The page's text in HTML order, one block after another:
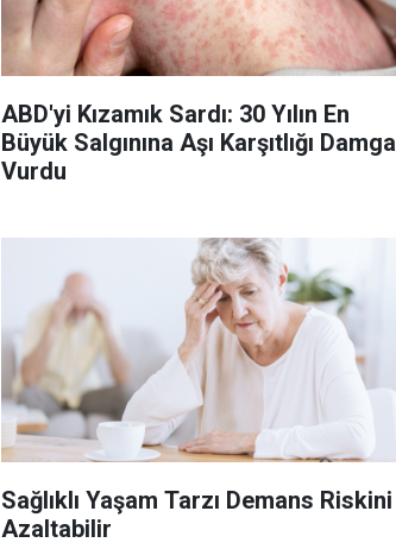
ABD'yi Kızamık Sardı: 30 Yılın En
Büyük Salgınına Aşı Karşıtlığı Damga
Vurdu
Sağlıklı Yaşam Tarzı Demans Riskini
Azaltabilir